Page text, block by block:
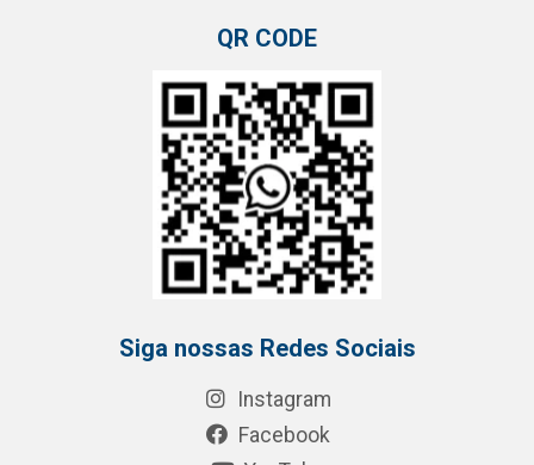
QR CODE
Siga nossas Redes Sociais
Instagram
Facebook